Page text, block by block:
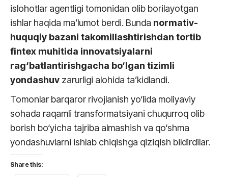
islohotlar agentligi tomonidan olib borilayotgan
ishlar haqida ma’lumot berdi. Bunda normativ-
huquqiy bazani takomillashtirishdan tortib
fintex muhitida innovatsiyalarni
rag‘batlantirishgacha bo‘lgan tizimli
yondashuv zarurligi alohida ta’kidlandi.
Tomonlar barqaror rivojlanish yo‘lida moliyaviy
sohada raqamli transformatsiyani chuqurroq olib
borish bo‘yicha tajriba almashish va qo‘shma
yondashuvlarni ishlab chiqishga qiziqish bildirdilar.
Share this: